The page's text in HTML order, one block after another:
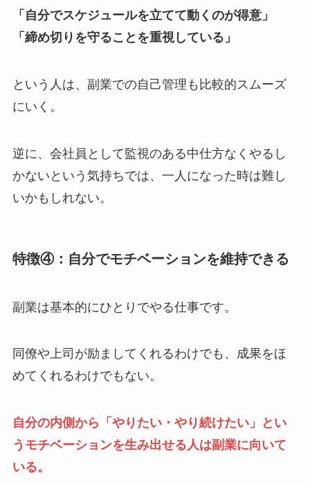
「自分でスケジュールを立てて動くのが得意」
「締め切りを守ることを重視している」
という人は、副業での自己管理も比較的スムーズ
にいく。
逆に、会社員として監視のある中仕方なくやるし
かないという気持ちでは、一人になった時は難し
いかもしれない。
特徴④：自分でモチベーションを維持できる
副業は基本的にひとりでやる仕事です。
同僚や上司が励ましてくれるわけでも、成果をほ
めてくれるわけでもない。
自分の内側から「やりたい・やり続けたい」とい
うモチベーションを生み出せる人は副業に向いて
いる。